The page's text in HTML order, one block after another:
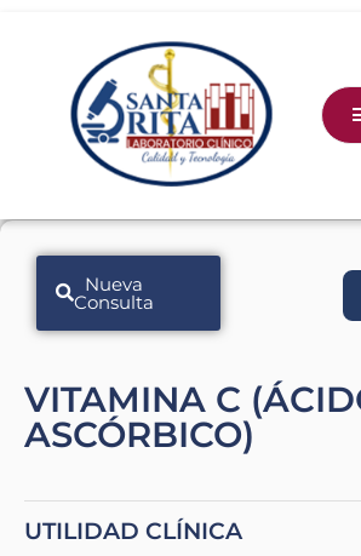
Nueva
Consulta
VITAMINA C
ASCÓRBICO)
UTILIDAD CLÍNICA